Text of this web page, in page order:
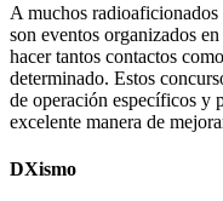
A muchos
son eventos organizados
hacer tantos contactos
determinado. Estos
de operación específicos y
excelente manera de
DXismo